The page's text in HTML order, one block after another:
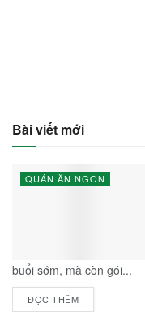
Bài viết mới
QUÁN ĂN NGON
buổi sớm, mà còn gói...
ĐỌC THÊM